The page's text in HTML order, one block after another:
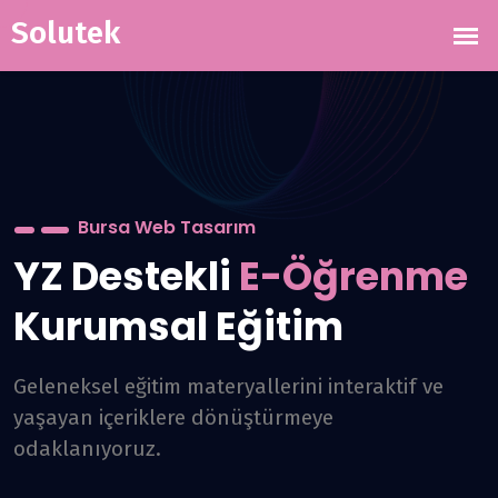
Bursa Web Tasarım
E-Öğrenme
Eğitim
eğitim materyallerini interaktif ve
içeriklere dönüştürmeye